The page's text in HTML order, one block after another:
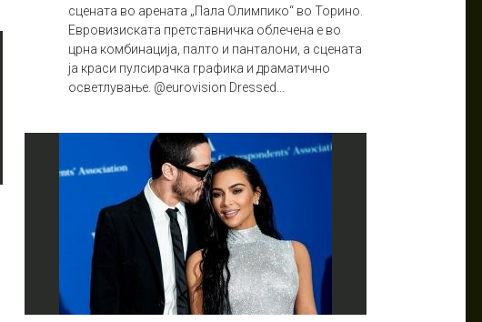
сцената во арената „Пала Олимпико“ во Торино.
Евровизиската претставничка облечена е во
црна комбинација, палто и панталони, а сцената
ја краси пулсирачка графика и драматично
осветлување. @eurovision Dressed…